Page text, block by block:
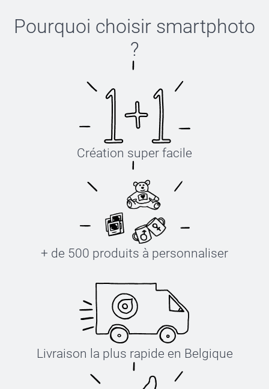
Pourquoi choisir smartphoto
?
Création super facile
+ de 500 produits à personnaliser
Livraison la plus rapide en Belgique